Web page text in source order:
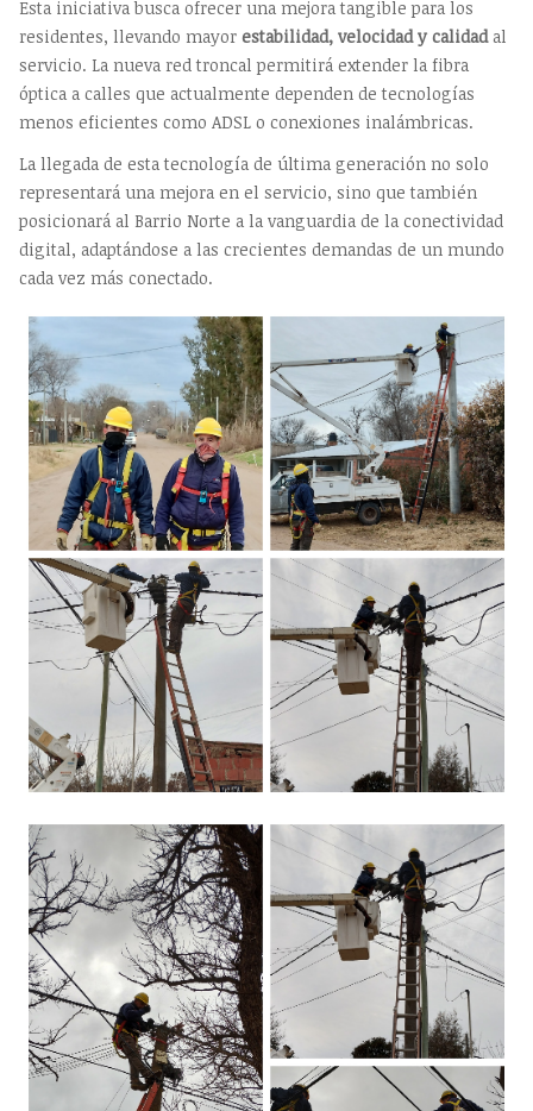
Esta iniciativa busca ofrecer una mejora tangible para los
residentes, llevando mayor estabilidad, velocidad y calidadal
servicio. La nueva red troncal permitirá extender la fibra
óptica a calles que actualmente dependen de tecnologías
menos eficientes como ADSL o conexiones inalámbricas.
La llegada de esta tecnología de última generación no solo
representará una mejora en el servicio, sino que también
posicionará al Barrio Norte a la vanguardia de la conectividad
digital, adaptándose a las crecientes demandas de un mundo
cada vez más conectado.